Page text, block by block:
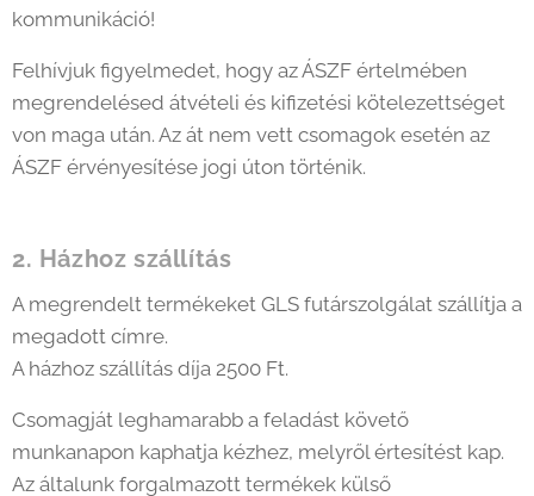
kommunikáció!
Felhívjuk figyelmedet, hogy az ÁSZF értelmében
megrendelésed átvételi és kifizetési kötelezettséget
von maga után. Az át nem vett csomagok esetén az
ÁSZF érvényesítése jogi úton történik.
2. Házhoz szállítás
A megrendelt termékeket GLS futárszolgálat szállítja a
megadott címre.
A házhoz szállítás díja 2500 Ft.
Csomagját leghamarabb a feladást követő
munkanapon kaphatja kézhez, melyről értesítést kap.
Az általunk forgalmazott termékek külső